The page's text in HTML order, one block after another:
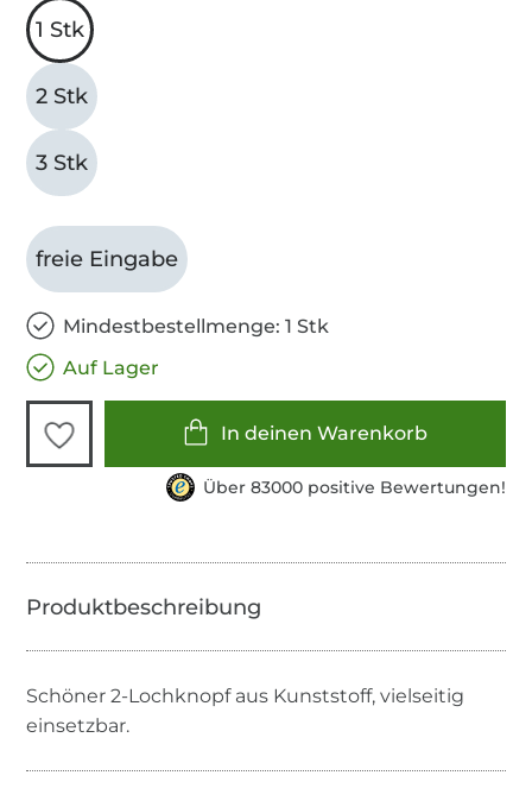
1 Stk
2 Stk
3 Stk
freie Eingabe
Mindestbestellmenge: 1 Stk
Auf Lager
In deinen Warenkorb
Über 83000 positive Bewertungen!
Schöner 2-Lochknopf aus Kunststoff, vielseitig
einsetzbar.